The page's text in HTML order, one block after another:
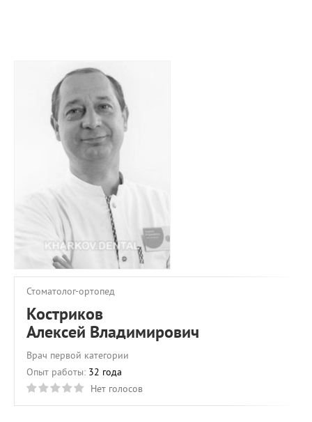
ОБРАТНАЯ СВЯЗЬ
Стоматолог-ортопед
Костриков
Алексей Владимирович
Врач первой категории
Опыт работы: 32 года
Нет голосов